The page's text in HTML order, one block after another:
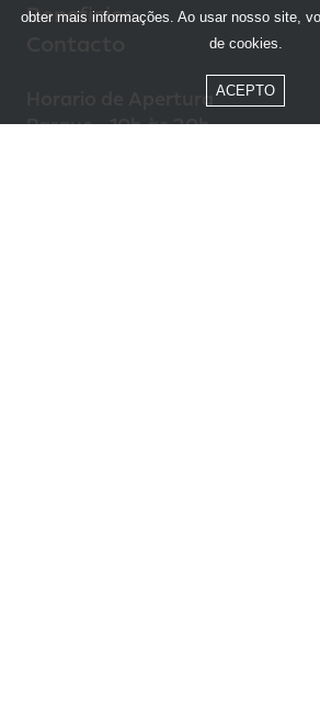
Beneficios
Parque - 10h às 20h
obter mais informações. Ao usar nosso site,
de cookies.
ACEPTO